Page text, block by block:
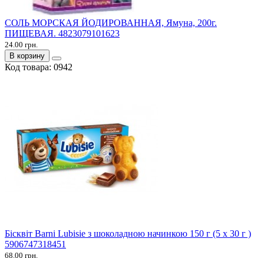
СОЛЬ МОРСКАЯ ЙОДИРОВАННАЯ, Ямуна, 200г.
ПИЩЕВАЯ. 4823079101623
24.00 грн.
В корзину
Код товара: 0942
Бісквіт Barni Lubisie з шоколадною начинкою 150 г (5 х 30 г )
5906747318451
68.00 грн.